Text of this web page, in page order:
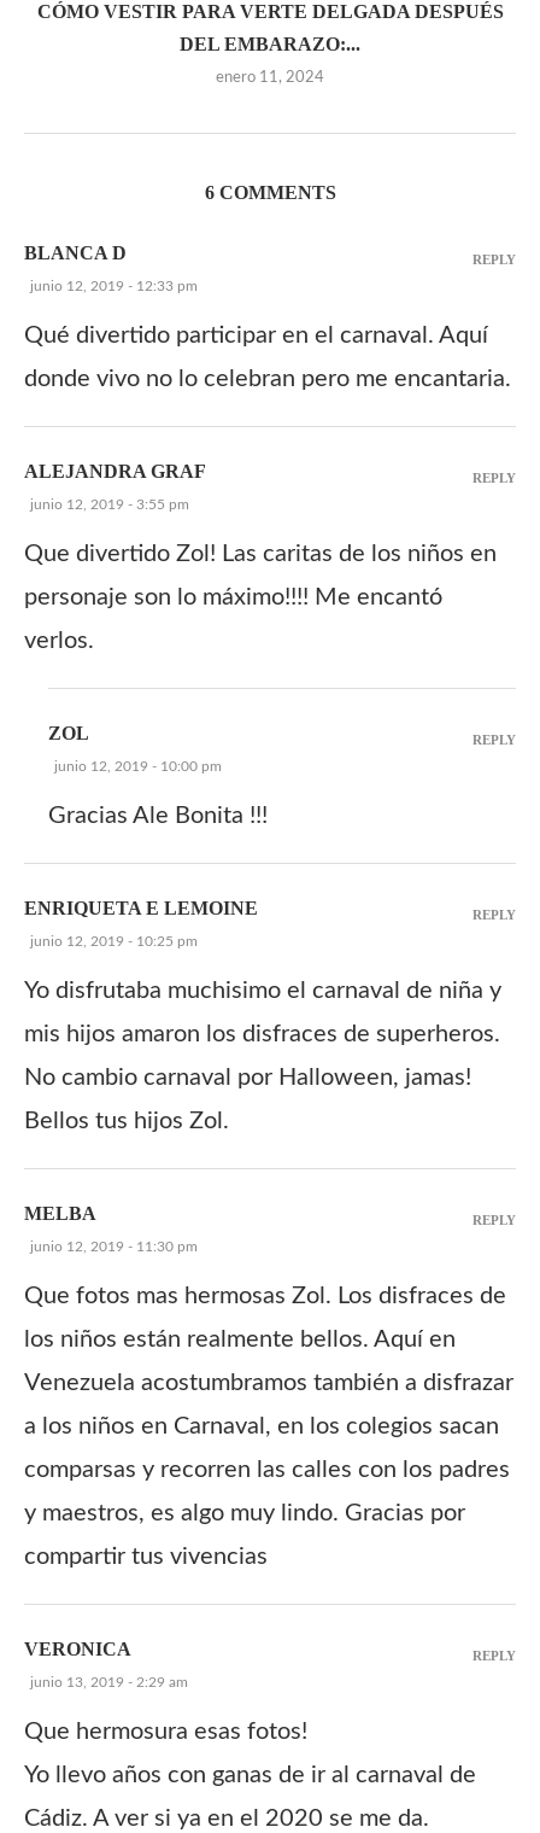
CÓMO VESTIR PARA VERTE DELGADA DESPUÉS
DEL EMBARAZO:...
enero 11, 2024
6 COMMENTS
BLANCA D
junio 12, 2019 - 12:33 pm
Qué divertido participar en el carnaval. Aquí
donde vivo no lo celebran pero me encantaria.
REPLY
ALEJANDRA GRAF
junio 12, 2019 - 3:55 pm
Que divertido Zol! Las caritas de los niños en
personaje son lo máximo!!!! Me encantó
verlos.
REPLY
ZOL
junio 12, 2019 - 10:00 pm
Gracias Ale Bonita !!!
REPLY
ENRIQUETA E LEMOINE
junio 12, 2019 - 10:25 pm
Yo disfrutaba muchisimo el carnaval de niña y
mis hijos amaron los disfraces de superheros.
No cambio carnaval por Halloween, jamas!
Bellos tus hijos Zol.
REPLY
MELBA
junio 12, 2019 - 11:30 pm
Que fotos mas hermosas Zol. Los disfraces de
los niños están realmente bellos. Aquí en
Venezuela acostumbramos también a disfrazar
a los niños en Carnaval, en los colegios sacan
comparsas y recorren las calles con los padres
y maestros, es algo muy lindo. Gracias por
compartir tus vivencias
REPLY
VERONICA
junio 13, 2019 - 2:29 am
Que hermosura esas fotos!
Yo llevo años con ganas de ir al carnaval de
Cádiz. A ver si ya en el 2020 se me da.
REPLY